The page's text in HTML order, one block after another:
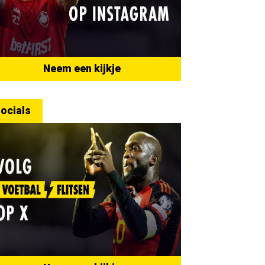
Neem een kijkje